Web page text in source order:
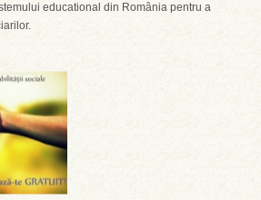
educational din România pentru a